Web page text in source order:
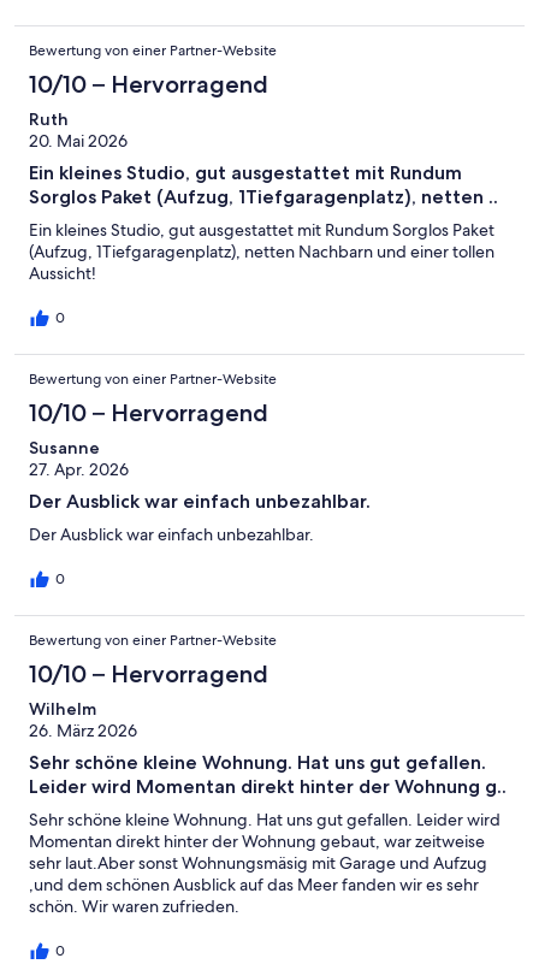
Bewertung von einer Partner-Website
10/10 – Hervorragend
Ruth
20. Mai 2026
Ein kleines Studio, gut ausgestattet mit Rundum
Sorglos Paket (Aufzug, 1Tiefgaragenplatz), netten ..
Ein kleines Studio, gut ausgestattet mit Rundum Sorglos Paket
(Aufzug, 1Tiefgaragenplatz), netten Nachbarn und einer tollen
Aussicht!
0
Bewertung von einer Partner-Website
10/10 – Hervorragend
Susanne
27. Apr. 2026
Der Ausblick war einfach unbezahlbar.
Der Ausblick war einfach unbezahlbar.
0
Bewertung von einer Partner-Website
10/10 – Hervorragend
Wilhelm
26. März 2026
Sehr schöne kleine Wohnung. Hat uns gut gefallen.
Leider wird Momentan direkt hinter der Wohnung g..
Sehr schöne kleine Wohnung. Hat uns gut gefallen. Leider wird
Momentan direkt hinter der Wohnung gebaut, war zeitweise
sehr laut.Aber sonst Wohnungsmäsig mit Garage und Aufzug
,und dem schönen Ausblick auf das Meer fanden wir es sehr
schön. Wir waren zufrieden.
0